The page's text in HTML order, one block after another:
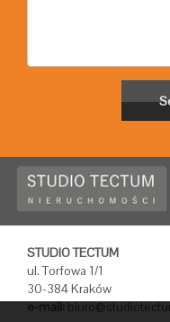
STUDIO TECTUM
ul. Torfowa 1/1
30-384 Kraków
e-mail: